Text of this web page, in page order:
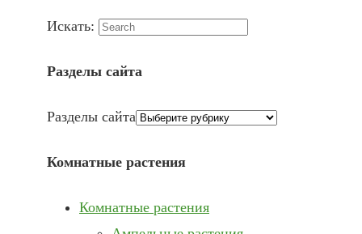
Искать:
Разделы сайта
Разделы сайта
Комнатные растения
Комнатные растения